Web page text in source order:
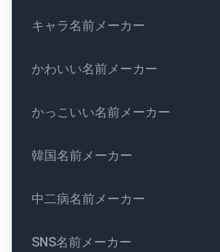
キャラ名前メーカー
かわいい名前メーカー
かっこいい名前メーカー
韓国名前メーカー
中二病名前メーカー
SNS名前メーカー